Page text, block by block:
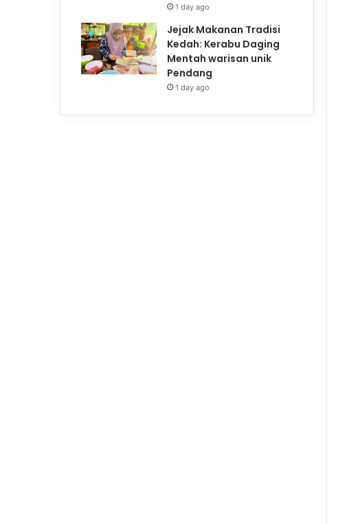
1 day ago
Jejak Makanan Tradisi
Kedah: Kerabu Daging
Mentah warisan unik
Pendang
1 day ago